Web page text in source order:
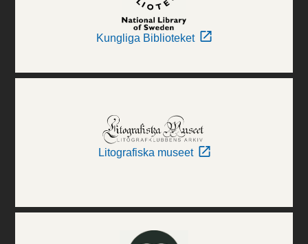
Kungliga Biblioteket
Litografiska museet